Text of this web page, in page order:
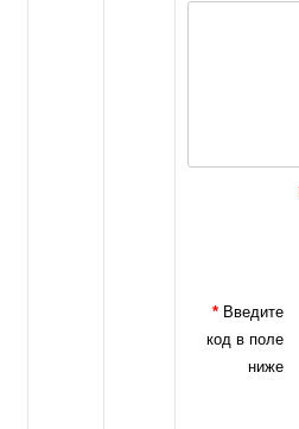
Введите
код в поле
ниже